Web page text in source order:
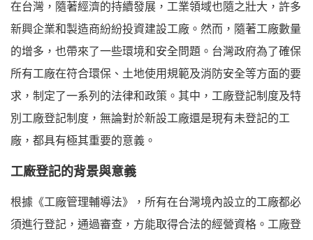
在台灣，隨著經濟的持續發展，工業領域也隨之壯大，許多
新興企業和製造商紛紛投資建設工廠。然而，隨著工廠數量
的增多，也帶來了一些環境和安全問題。台灣政府為了確保
所有工廠在符合環保、土地使用規範及消防安全等方面的要
求，制定了一系列的法律和政策。其中，工廠登記制度及特
別工廠登記制度，無論對於新設工廠還是現有未登記的工
廠，都具有極其重要的意義。
工廠登記的背景與意義
根據《工廠管理輔導法》，所有在台灣境內設立的工廠都必
須進行登記，通過審查，方能取得合法的經營資格。工廠登